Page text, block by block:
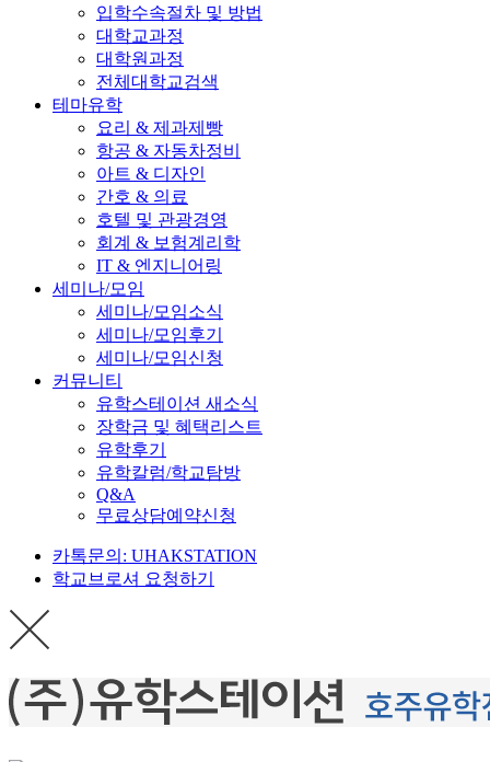
입학수속절차 및 방법
대학교과정
대학원과정
전체대학교검색
테마유학
요리 & 제과제빵
항공 & 자동차정비
아트 & 디자인
간호 & 의료
호텔 및 관광경영
회계 & 보험계리학
IT & 엔지니어링
세미나/모임
세미나/모임소식
세미나/모임후기
세미나/모임신청
커뮤니티
유학스테이션 새소식
장학금 및 혜택리스트
유학후기
유학칼럼/학교탐방
Q&A
무료상담예약신청
카톡문의: UHAKSTATION
학교브로셔 요청하기